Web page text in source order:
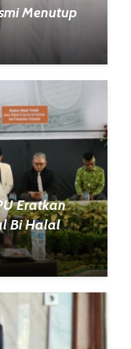
Menutup
Eratkan
Bi Halal